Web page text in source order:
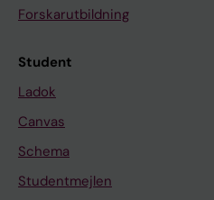
Forskarutbildning
Student
Ladok
Canvas
Schema
Studentmejlen